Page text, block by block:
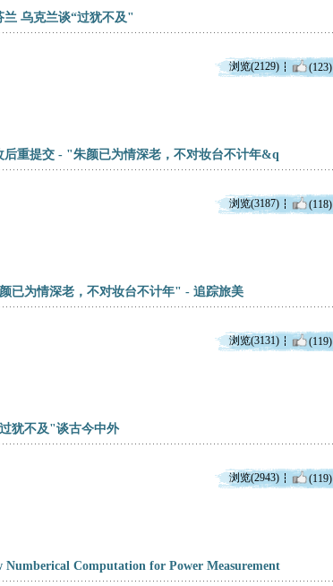
兰 乌克兰谈“过犹不及"
浏览(2129) (123)
后重提交 - "朱颜已为情深老，不对妆台不计年&q
浏览(3187) (118)
已为情深老，不对妆台不计年" - 追踪旅美
浏览(3131) (119)
犹不及"谈古今中外
浏览(2943) (119)
Numberical Computation for Power Measurement